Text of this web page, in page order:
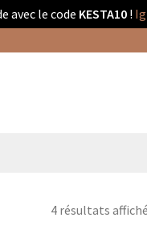
avec le code KESTA10!
4 résultats